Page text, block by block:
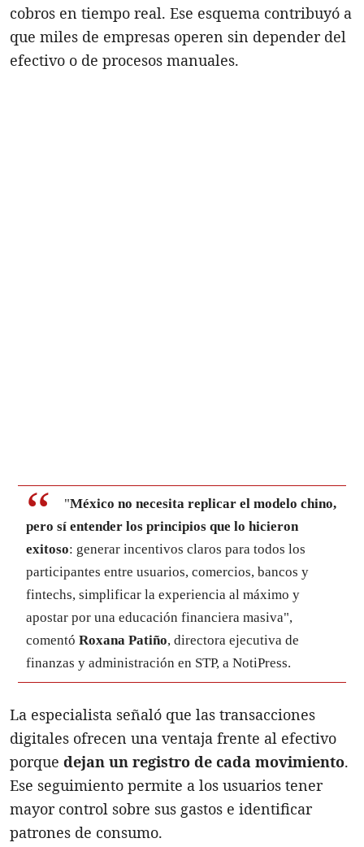
cobros en tiempo real. Ese esquema contribuyó a
que miles de empresas operen sin depender del
efectivo o de procesos manuales.
"México no necesita replicar el modelo chino,
pero sí entender los principios que lo hicieron
exitoso: generar incentivos claros para todos los
participantes entre usuarios, comercios, bancos y
fintechs, simplificar la experiencia al máximo y
apostar por una educación financiera masiva",
comentó Roxana Patiño, directora ejecutiva de
finanzas y administración en STP, a NotiPress.
La especialista señaló que las transacciones
digitales ofrecen una ventaja frente al efectivo
porque dejan un registro de cada movimiento.
Ese seguimiento permite a los usuarios tener
mayor control sobre sus gastos e identificar
patrones de consumo.